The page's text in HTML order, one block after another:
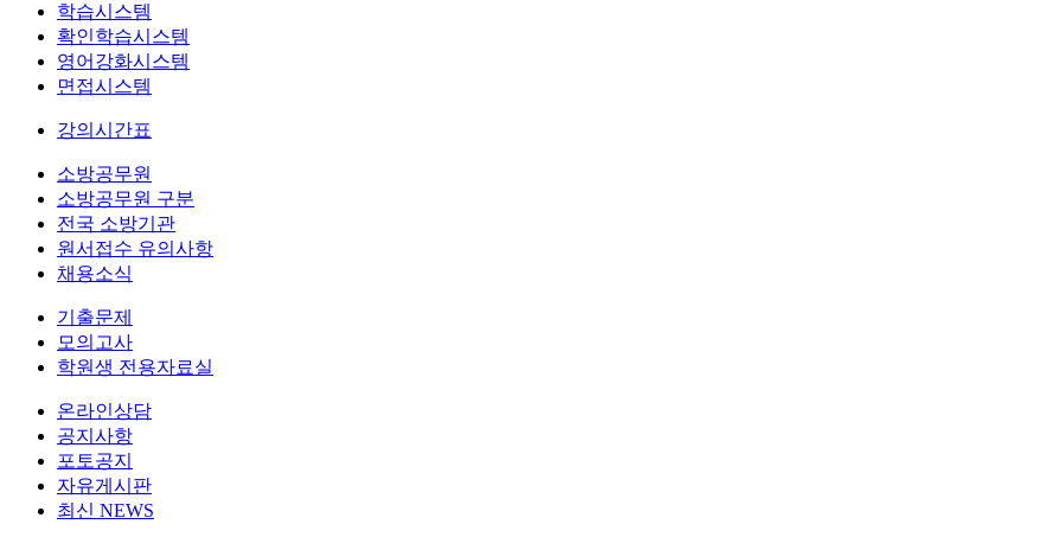
학습시스템
확인학습시스템
영어강화시스템
면접시스템
강의시간표
소방공무원
소방공무원 구분
전국 소방기관
원서접수 유의사항
채용소식
기출문제
모의고사
학원생 전용자료실
온라인상담
공지사항
포토공지
자유게시판
최신 NEWS